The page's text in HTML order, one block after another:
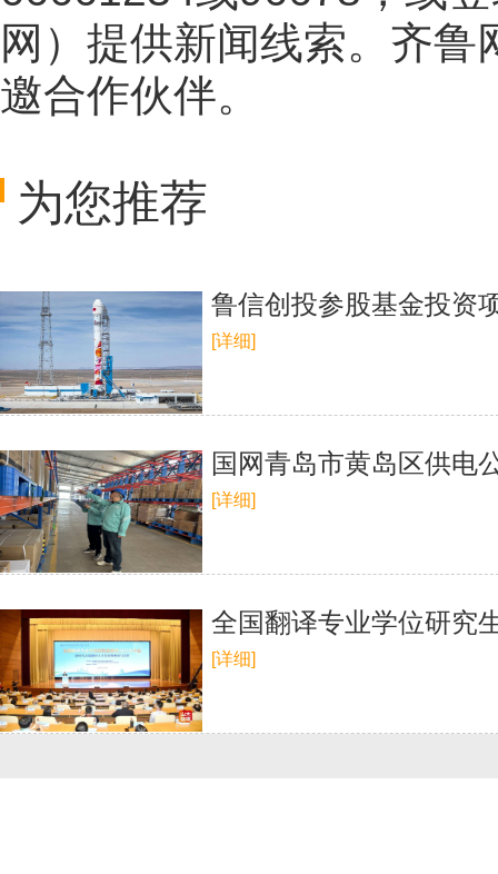
网 ）提供新闻线索。齐鲁
邀合作伙伴。
为您推荐
鲁信创投参股基金投资
[详细]
国网青岛市黄岛区供电
[详细]
全国翻译专业学位研究
[详细]